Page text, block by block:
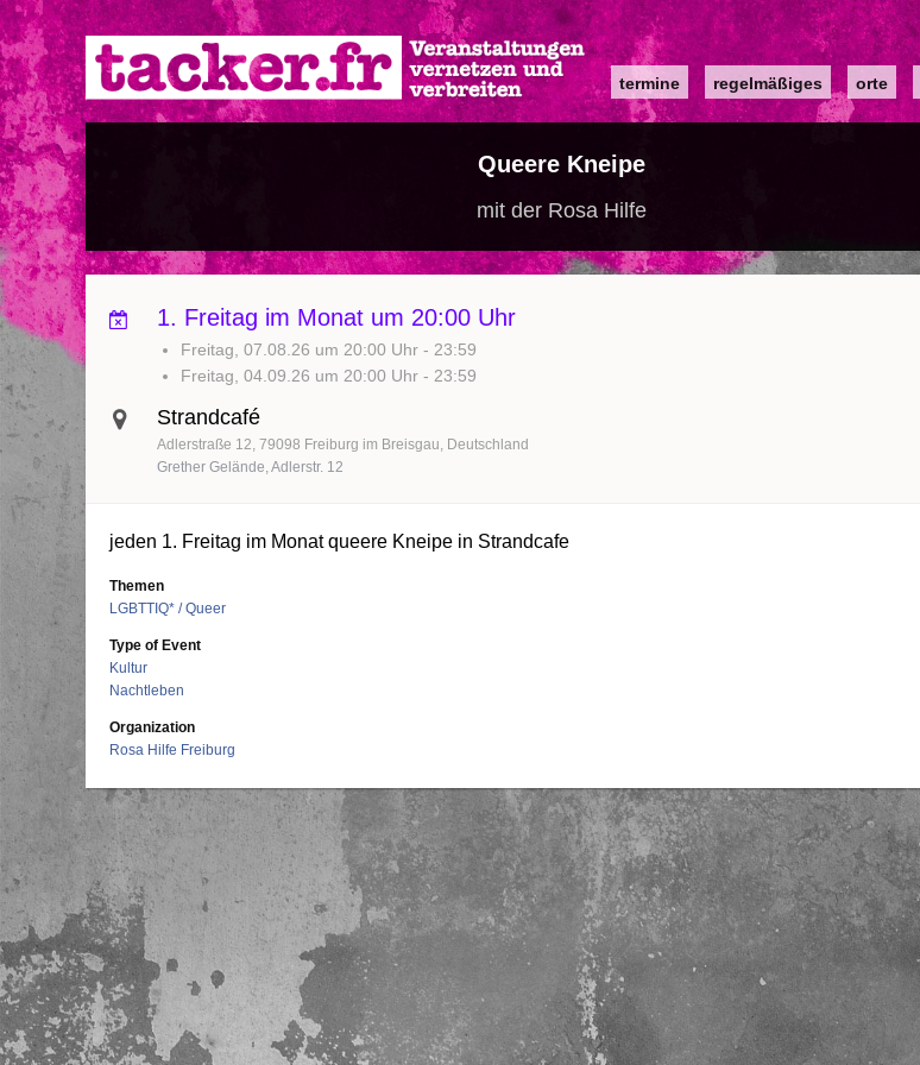
Direkt
zum
Inhalt
Main
navigation
termine regelmäßiges orte
Queere Kneipe
mit der Rosa Hilfe
1. Freitag im Monat um 20:00 Uhr
Freitag, 07.08.26 um 20:00 Uhr - 23:59
Freitag, 04.09.26 um 20:00 Uhr - 23:59
Strandcafé
Adlerstraße 12 79098 Freiburg im Breisgau Deutschland
Grether Gelände, Adlerstr. 12
jeden 1. Freitag im Monat queere Kneipe in Strandcafe
Themen
LGBTTIQ* / Queer
Type of Event
Kultur
Nachtleben
Organization
Rosa Hilfe Freiburg